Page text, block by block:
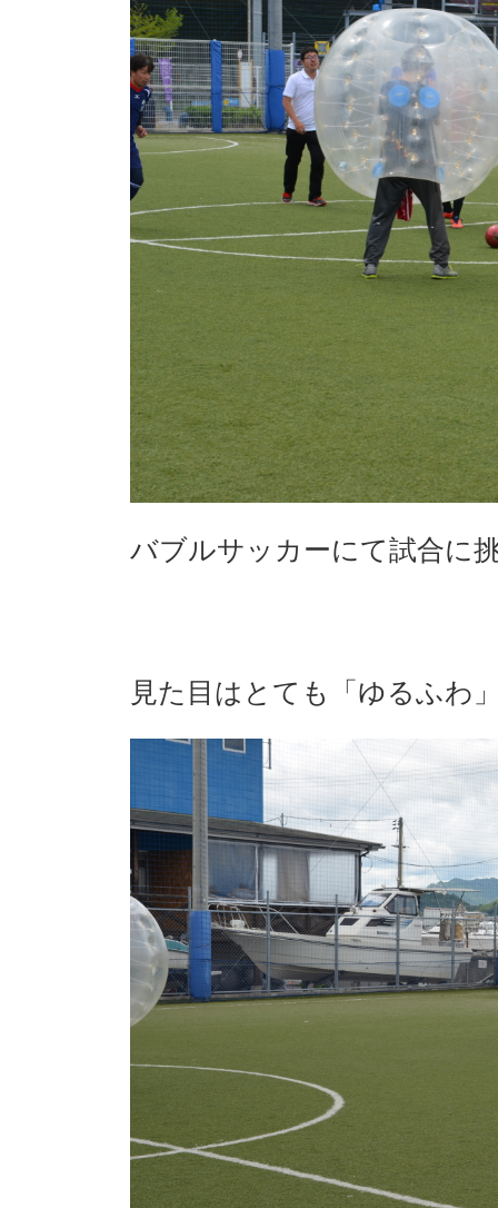
バブルサッカーにて試合に
見た目はとても「ゆるふわ